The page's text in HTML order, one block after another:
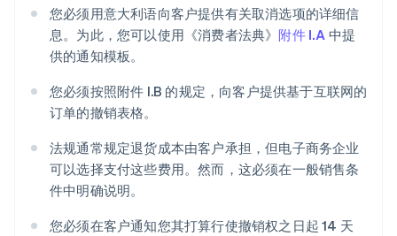
您必须用意大利语向客户提供有关取消选项的详细信
息。为此，您可以使用《消费者法典》 附件 I.A 中提
供的通知模板。
您必须按照附件 I.B 的规定，向客户提供基于互联网的
订单的撤销表格。
法规通常规定退货成本由客户承担，但电子商务企业
可以选择支付这些费用。然而，这必须在一般销售条
件中明确说明。
您必须在客户通知您其打算行使撤销权之日起 14 天
阿联酋
English
爱尔兰
English
爱沙尼亚
English
DeutschEnglish